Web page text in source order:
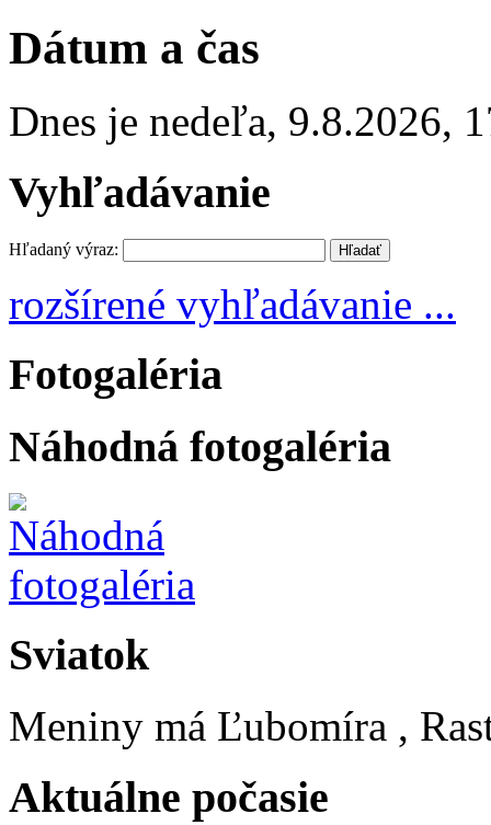
Dátum a čas
Dnes je nedeľa, 9.8.2026,
Vyhľadávanie
Hľadaný výraz:
rozšírené vyhľadávanie ...
Fotogaléria
Náhodná fotogaléria
Sviatok
Meniny má Ľubomíra ,
Aktuálne počasie